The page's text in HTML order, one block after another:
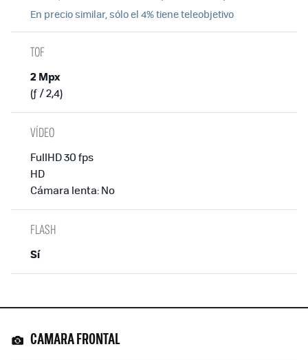
En precio similar, sólo el 4% tiene teleobjetivo
TOF
2 Mpx
(ƒ / 2,4)
VÍDEO
FullHD 30 fps
HD
Cámara lenta: No
FLASH
Sí
CAMARA FRONTAL